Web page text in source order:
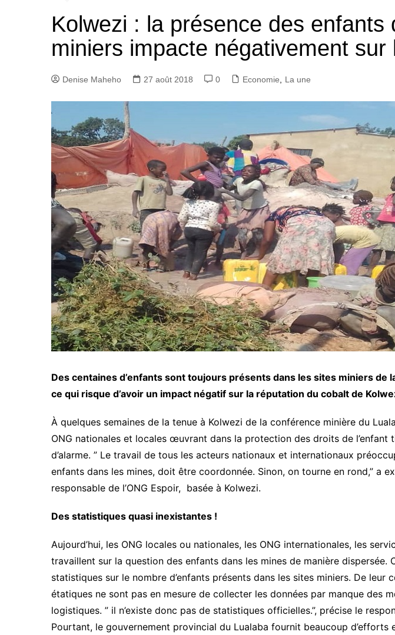
Kolwezi : la présence des enfants
miniers impacte négativement sur
Denise Maheho 27 août 2018 0 Economie, La une
Des centaines d’enfants sont toujours présents dans les sites miniers de
ce qui risque d’avoir un impact négatif sur la réputation du cobalt de
À quelques semaines de la tenue à Kolwezi de la conférence minière du
ONG nationales et locales œuvrant dans la protection des droits de l’enfant
d’alarme. ” Le travail de tous les acteurs nationaux et internationaux
enfants dans les mines, doit être coordonnée. Sinon, on tourne en rond,” a
responsable de l’ONG Espoir, basée à Kolwezi.
Des statistiques quasi inexistantes !
Aujourd’hui, les ONG locales ou nationales, les ONG internationales, les
travaillent sur la question des enfants dans les mines de manière dispersée.
statistiques sur le nombre d’enfants présents dans les sites miniers. De leur
étatiques ne sont pas en mesure de collecter les données par manque des
logistiques. ” il n’existe donc pas de statistiques officielles.”, précise le
Pourtant, le gouvernement provincial du Lualaba fournit beaucoup d’efforts